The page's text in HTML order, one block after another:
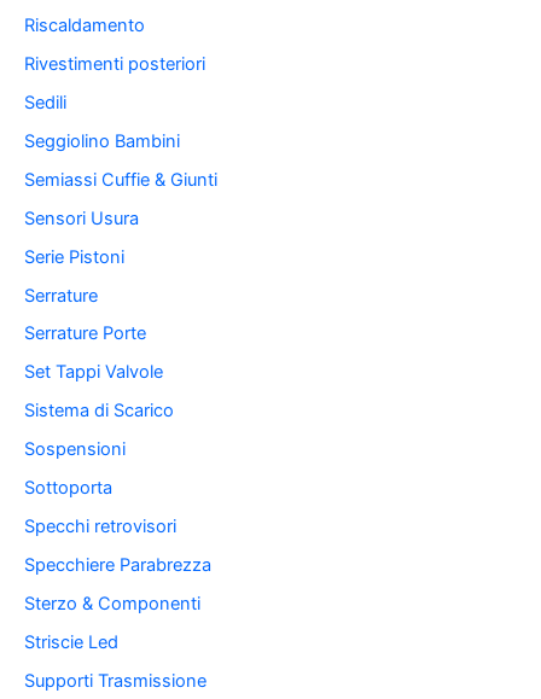
Riscaldamento
Rivestimenti posteriori
Sedili
Seggiolino Bambini
Semiassi Cuffie & Giunti
Sensori Usura
Serie Pistoni
Serrature
Serrature Porte
Set Tappi Valvole
Sistema di Scarico
Sospensioni
Sottoporta
Specchi retrovisori
Specchiere Parabrezza
Sterzo & Componenti
Striscie Led
Supporti Trasmissione